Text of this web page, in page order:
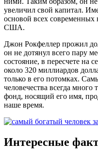
увеличил свой капитал.
основой всех
США.
Джон Рокфеллер прожил
он не дотянул всего пару
состояние, в пересчете на
около 320 миллиардов
только в его потомках.
человечества всегда много
фонд, носящий его имя,
наше время.
Интересные